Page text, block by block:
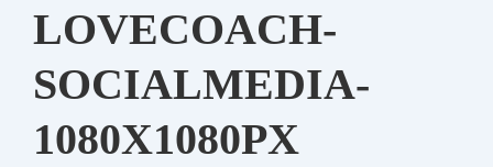
LOVECOACH-
SOCIALMEDIA-
1080X1080PX